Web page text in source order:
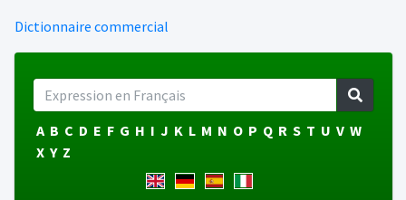
Dictionnaire commercial
A B C D E F G H I J K L M N O P Q R S T U V W
X Y Z